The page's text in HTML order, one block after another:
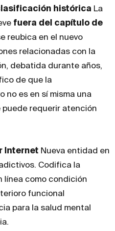
histórica La
fuera del capítulo de
reubica en el nuevo
relacionadas con la
debatida durante años,
de que la
no es en sí misma una
requerir atención
Internet Nueva entidad en
Codifica la
línea como condición
funcional
para la salud mental